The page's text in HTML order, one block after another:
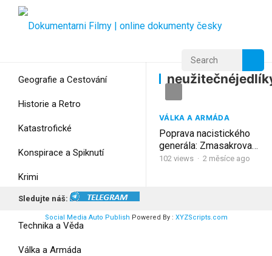
Geografie a Cestování
Historie a Retro
Katastrofické
Konspirace a Spiknutí
Krimi
Myšlení
Technika a Věda
Válka a Armáda
neužitečnéjedlíky
VÁLKA A ARMÁDA
Poprava nacistického
generála: Zmasakroval
9500 lidí a a pak je
102 views · 2 měsíce ago
Sledujte náš:
Social Media Auto Publish Powered By : XYZScripts.com